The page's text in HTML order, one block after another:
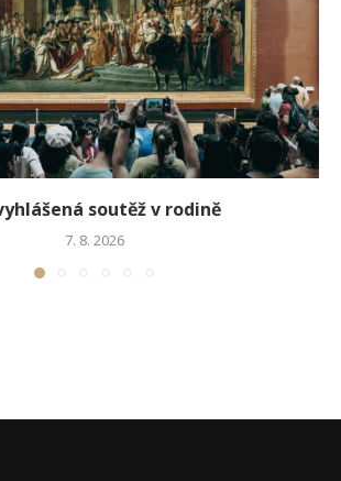
soutěž v rodině
7. 8. 2026